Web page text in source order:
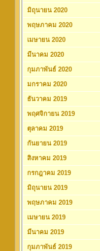
มิถุนายน 2020
พฤษภาคม 2020
เมษายน 2020
มีนาคม 2020
กุมภาพันธ์ 2020
มกราคม 2020
ธันวาคม 2019
พฤศจิกายน 2019
ตุลาคม 2019
กันยายน 2019
สิงหาคม 2019
กรกฎาคม 2019
มิถุนายน 2019
พฤษภาคม 2019
เมษายน 2019
มีนาคม 2019
กุมภาพันธ์ 2019